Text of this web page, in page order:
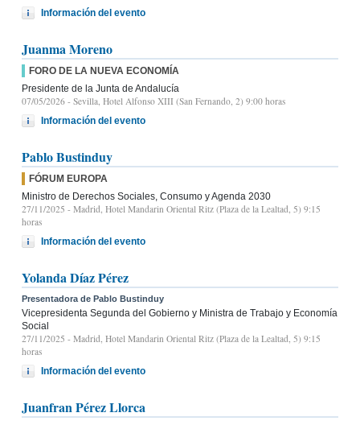
Información del evento
Juanma Moreno
FORO DE LA NUEVA ECONOMÍA
Presidente de la Junta de Andalucía
07/05/2026 - Sevilla, Hotel Alfonso XIII (San Fernando, 2) 9:00 horas
Información del evento
Pablo Bustinduy
FÓRUM EUROPA
Ministro de Derechos Sociales, Consumo y Agenda 2030
27/11/2025 - Madrid, Hotel Mandarin Oriental Ritz (Plaza de la Lealtad, 5) 9:15
horas
Información del evento
Yolanda Díaz Pérez
Presentadora de Pablo Bustinduy
Vicepresidenta Segunda del Gobierno y Ministra de Trabajo y Economía
Social
27/11/2025 - Madrid, Hotel Mandarin Oriental Ritz (Plaza de la Lealtad, 5) 9:15
horas
Información del evento
Juanfran Pérez Llorca